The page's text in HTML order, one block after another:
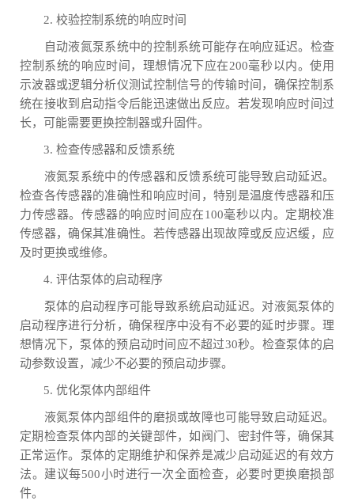
2. 校验控制系统的响应时间
自动液氮泵系统中的控制系统可能存在响应延迟。检查
控制系统的响应时间，理想情况下应在200毫秒以内。使用
示波器或逻辑分析仪测试控制信号的传输时间，确保控制系
统在接收到启动指令后能迅速做出反应。若发现响应时间过
长，可能需要更换控制器或升固件。
3. 检查传感器和反馈系统
液氮泵系统中的传感器和反馈系统可能导致启动延迟。
检查各传感器的准确性和响应时间，特别是温度传感器和压
力传感器。传感器的响应时间应在100毫秒以内。定期校准
传感器，确保其准确性。若传感器出现故障或反应迟缓，应
及时更换或维修。
4. 评估泵体的启动程序
泵体的启动程序可能导致系统启动延迟。对液氮泵体的
启动程序进行分析，确保程序中没有不必要的延时步骤。理
想情况下，泵体的预启动时间应不超过30秒。检查泵体的启
动参数设置，减少不必要的预启动步骤。
5. 优化泵体内部组件
液氮泵体内部组件的磨损或故障也可能导致启动延迟。
定期检查泵体内部的关键部件，如阀门、密封件等，确保其
正常运作。泵体的定期维护和保养是减少启动延迟的有效方
法。建议每500小时进行一次全面检查，必要时更换磨损部
件。